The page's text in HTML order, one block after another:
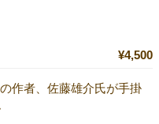
¥4,500
作者、佐藤雄介氏が手掛